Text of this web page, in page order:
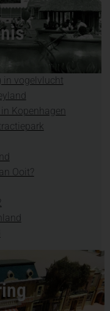
in vogelvlucht
Kopenhagen
Ooit?